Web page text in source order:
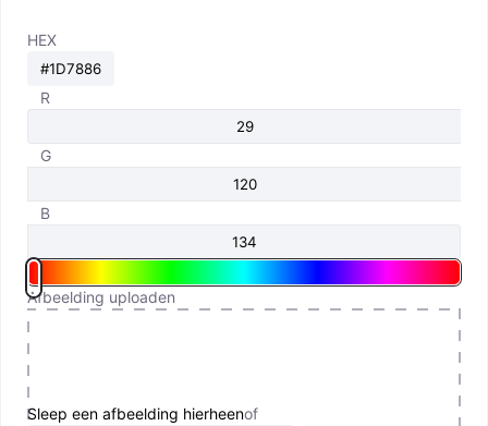
HEX
R
G
B
Afbeelding uploaden
Sleep een afbeelding hierheenof